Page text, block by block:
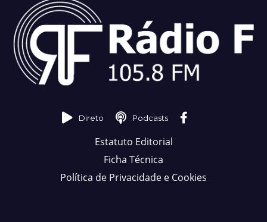
Direto Podcasts
Estatuto Editorial
Ficha Técnica
Política de Privacidade e Cookies